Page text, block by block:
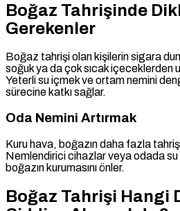
Boğaz Tahrişinde
Gerekenler
Boğaz tahrişi olan kişilerin sigara
soğuk ya da çok sıcak içeceklerden
Yeterli su içmek ve ortam nemini
sürecine katkı sağlar.
Oda Nemini Artırmak
Kuru hava, boğazın daha fazla
Nemlendirici cihazlar veya odada su
boğazın kurumasını önler.
Boğaz Tahrişi Hangi